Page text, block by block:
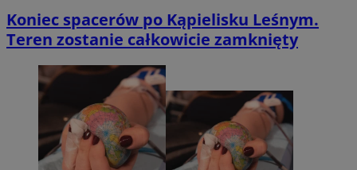
Koniec spacerów po Kąpielisku Leśnym.
Teren zostanie całkowicie zamknięty